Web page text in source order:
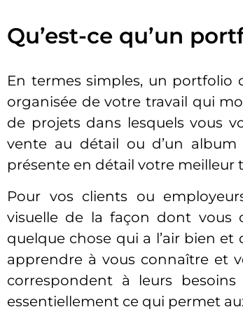
Qu’est-ce qu’un
En termes simples, un
organisée de votre travail qui
de projets dans lesquels vous
vente au détail ou d’un
présente en détail votre meilleur
Pour vos clients ou
visuelle de la façon dont vous
quelque chose qui a l’air bien
apprendre à vous connaître et
correspondent à leurs
essentiellement ce qui permet